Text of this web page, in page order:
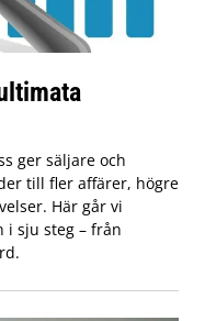
ger säljare och
till fler affärer, högre
Här går vi
i sju steg – från